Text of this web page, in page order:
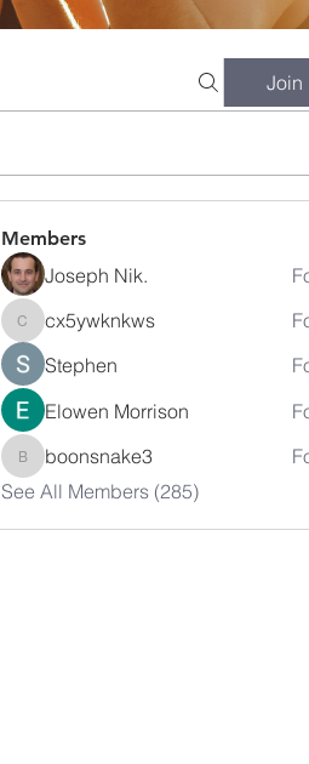
Join
Members
Joseph Nik.
cx5ywknkws
cx5ywknkws
Stephen
Elowen Morrison
boonsnake3
boonsnake3
See All Members (285)